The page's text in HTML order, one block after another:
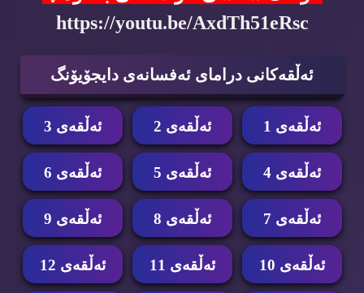
https://youtu.be/AxdTh51eRsc
ئه‌ڵقه‌كانی درامای ئه‌فسانه‌ی دایجۆیۆنگ
ئه‌ڵقه‌ی 1 ئه‌ڵقه‌ی 2 ئه‌ڵقه‌ی 3
ئه‌ڵقه‌ی 4 ئه‌ڵقه‌ی 5 ئه‌ڵقه‌ی 6
ئه‌ڵقه‌ی 7 ئه‌ڵقه‌ی 8 ئه‌ڵقه‌ی 9
ئه‌ڵقه‌ی 10 ئه‌ڵقه‌ی 11 ئه‌ڵقه‌ی 12